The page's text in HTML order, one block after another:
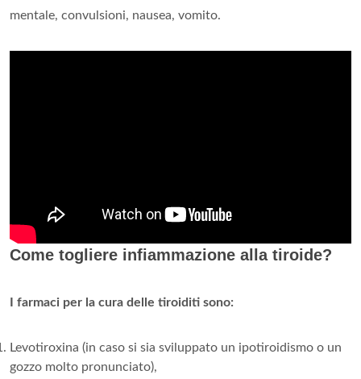
mentale, convulsioni, nausea, vomito.
Come togliere infiammazione alla tiroide?
I farmaci per la cura delle tiroiditi sono:
Levotiroxina (in caso si sia sviluppato un ipotiroidismo o un
gozzo molto pronunciato),